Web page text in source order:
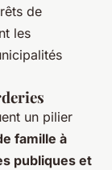
de
les
un pilier
famille à
publiques et